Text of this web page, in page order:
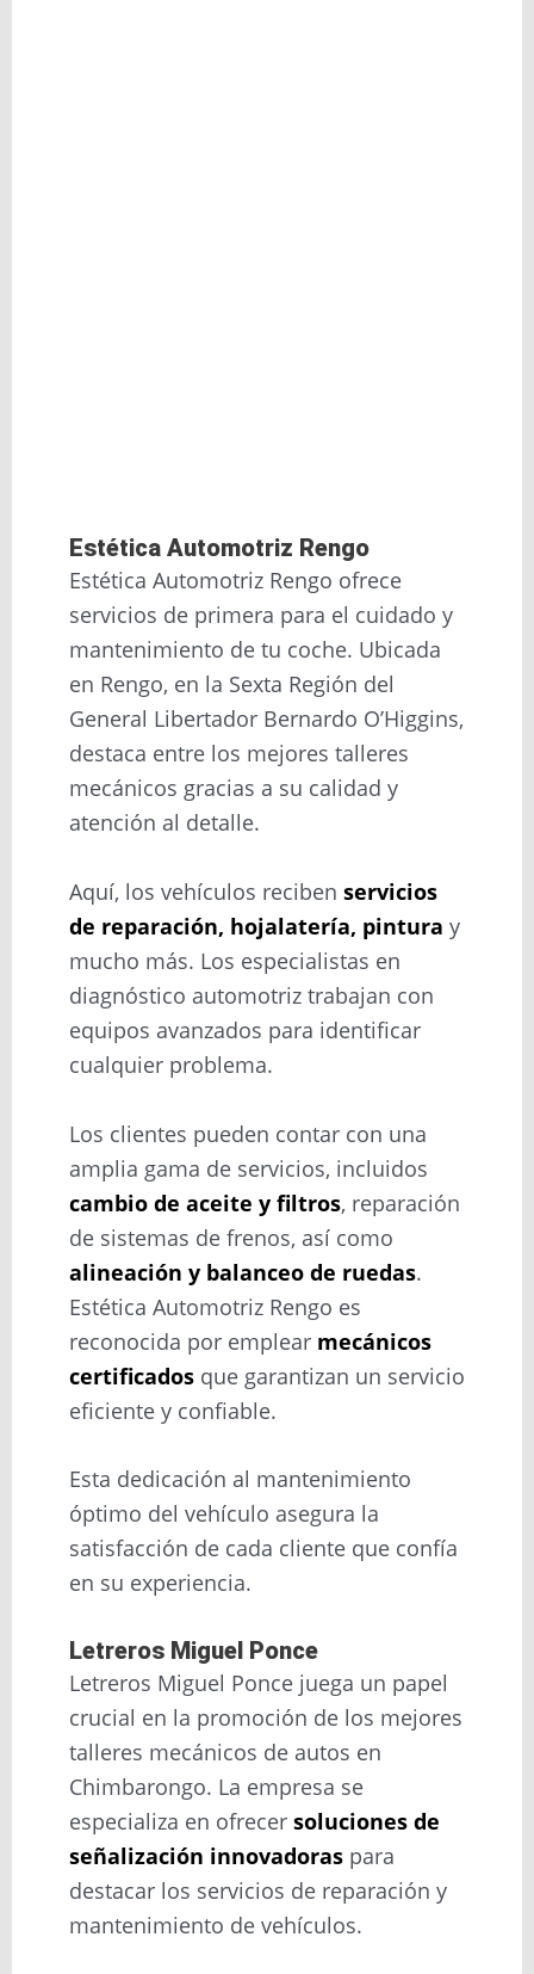
Estética Automotriz Rengo
Estética Automotriz Rengo ofrece
servicios de primera para el cuidado y
mantenimiento de tu coche. Ubicada
en Rengo, en la Sexta Región del
General Libertador Bernardo O’Higgins,
destaca entre los mejores talleres
mecánicos gracias a su calidad y
atención al detalle.
Aquí, los vehículos reciben servicios
de reparación, hojalatería, pintura y
mucho más. Los especialistas en
diagnóstico automotriz trabajan con
equipos avanzados para identificar
cualquier problema.
Los clientes pueden contar con una
amplia gama de servicios, incluidos
cambio de aceite y filtros, reparación
de sistemas de frenos, así como
alineación y balanceo de ruedas.
Estética Automotriz Rengo es
reconocida por emplear mecánicos
certificadosque garantizan un servicio
eficiente y confiable.
Esta dedicación al mantenimiento
óptimo del vehículo asegura la
satisfacción de cada cliente que confía
en su experiencia.
Letreros Miguel Ponce
Letreros Miguel Ponce juega un papel
crucial en la promoción de los mejores
talleres mecánicos de autos en
Chimbarongo. La empresa se
especializa en ofrecer soluciones de
señalización innovadoraspara
destacar los servicios de reparación y
mantenimiento de vehículos.